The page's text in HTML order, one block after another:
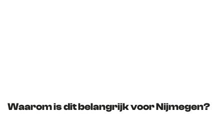
Waarom is dit belangrijk voor Nijmegen?